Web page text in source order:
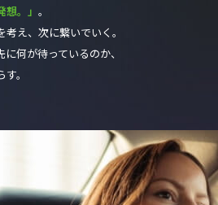
想。」 。
え、次に繋いでいく。
何が待っているのか、
。